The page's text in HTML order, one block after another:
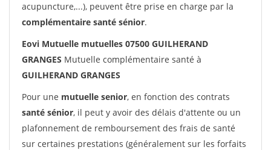
acupuncture,...), peuvent être prise en charge par la
complémentaire santé sénior.
Eovi Mutuelle mutuelles 07500 GUILHERAND
GRANGES Mutuelle complémentaire santé à
GUILHERAND GRANGES
Pour une mutuelle senior, en fonction des contrats
santé sénior, il peut y avoir des délais d'attente ou un
plafonnement de remboursement des frais de santé
sur certaines prestations (généralement sur les forfaits